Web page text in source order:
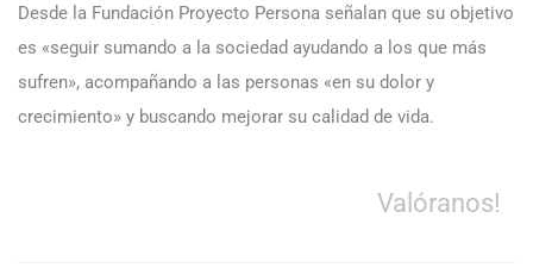
Desde la Fundación Proyecto Persona señalan que su objetivo
es «seguir sumando a la sociedad ayudando a los que más
sufren», acompañando a las personas «en su dolor y
crecimiento» y buscando mejorar su calidad de vida.
Valóranos!